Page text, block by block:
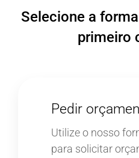
Selecione a
primeiro
Pedir
Utilize o nosso
para solicitar